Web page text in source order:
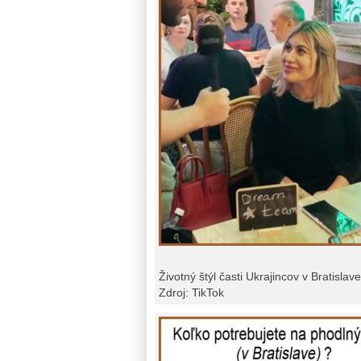
Životný štýl časti Ukrajincov v
Zdroj: TikTok